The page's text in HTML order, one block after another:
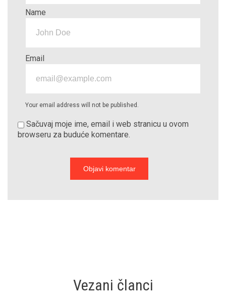
Name
Email
Your email address will not be published.
Sačuvaj moje ime, email i web stranicu u ovom
browseru za buduće komentare.
Vezani članci